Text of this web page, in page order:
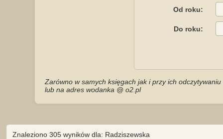
Od roku:
Do roku:
Zarówno w samych księgach jak i przy ich
lub na adres wodanka @ o2.pl
Znaleziono 305 wyników dla: Radziszewska